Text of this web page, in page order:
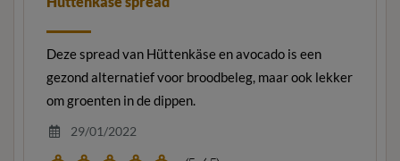
Deze spread van Hüttenkäse en avocado is een
gezond alternatief voor broodbeleg, maar ook lekker
om groenten in de dippen.
29/01/2022